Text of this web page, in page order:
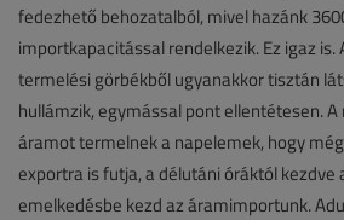
július
30.
|
VGF&HKL
online
fedezhető behozatalból, mivel hazánk
importkapacitással rendelkezik. Ez igaz is.
termelési görbékből ugyanakkor tisztán
hullámzik, egymással pont ellentétesen.
áramot termelnek a napelemek, hogy
exportra is futja, a délutáni óráktól kezdve
emelkedésbe kezd az áramimportunk.